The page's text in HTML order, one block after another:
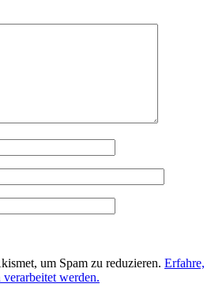
um Spam zu reduzieren. Erfahre,
werden.